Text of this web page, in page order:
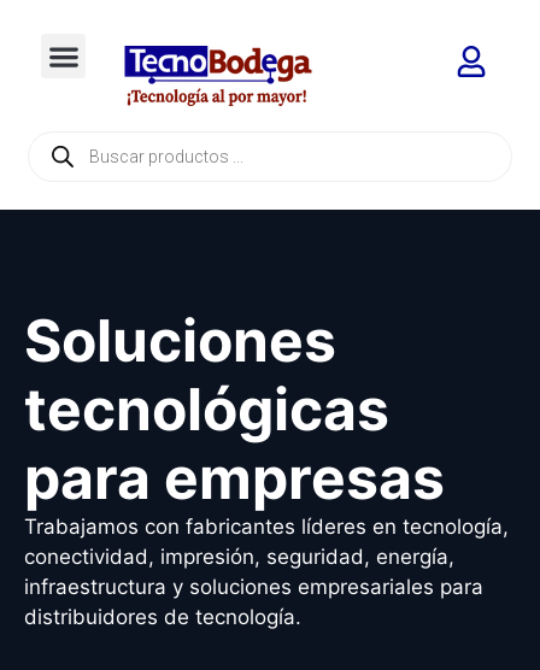
Soluciones
tecnológicas
para empresas
Trabajamos con fabricantes líderes en tecnología,
conectividad, impresión, seguridad, energía,
infraestructura y soluciones empresariales para
distribuidores de tecnología.